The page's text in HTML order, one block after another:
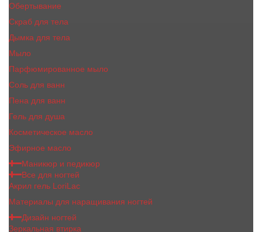
Обертывание
Скраб для тела
Дымка для тела
Мыло
Парфюмированное мыло
Соль для ванн
Пена для ванн
Гель для душа
Косметическое масло
Эфирное масло
Маникюр и педикюр
Все для ногтей
Акрил гель LoriLac
Материалы для наращивания ногтей
Дизайн ногтей
Зеркальная втирка